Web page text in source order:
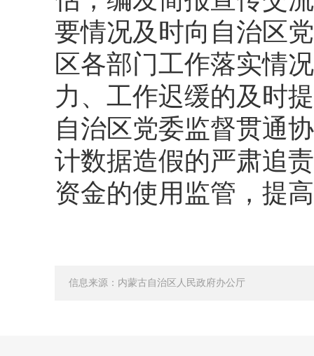
要情况及时向自治区
区各部门工作落实情
力、工作迟缓的及时
自治区党委监督贯通
计数据造假的严肃追
资金的使用监管，提
信息来源：内蒙古自治区人民政府办公厅